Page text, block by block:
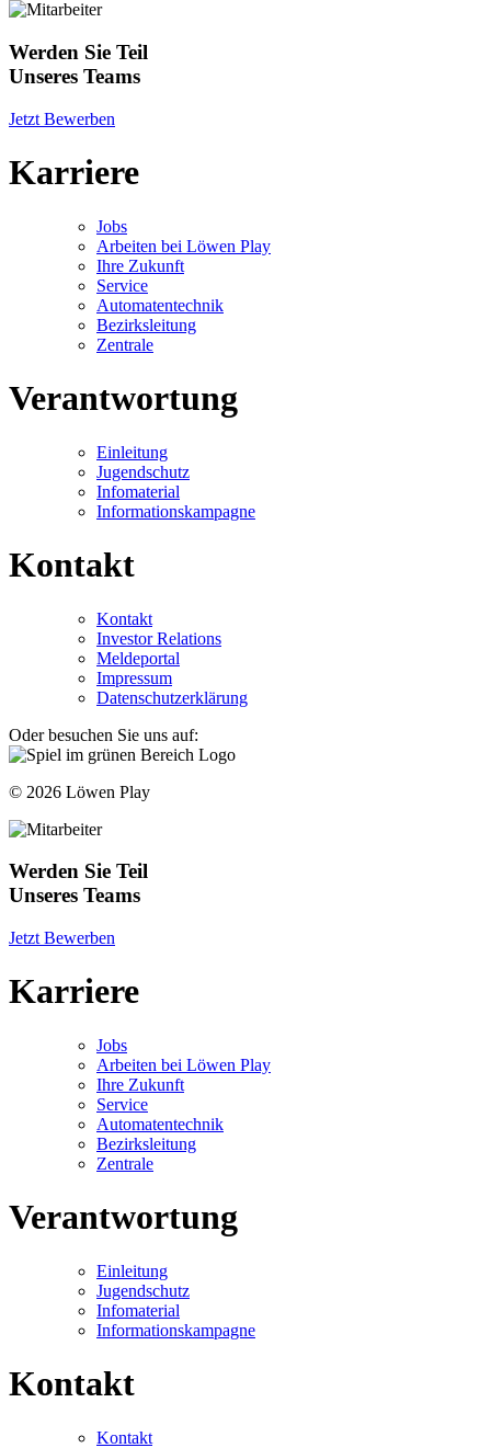
Werden Sie Teil
Unseres Teams
Jetzt Bewerben
Karriere
Jobs
Arbeiten bei Löwen Play
Ihre Zukunft
Service
Automatentechnik
Bezirksleitung
Zentrale
Verantwortung
Einleitung
Jugendschutz
Infomaterial
Informationskampagne
Kontakt
Kontakt
Investor Relations
Meldeportal
Impressum
Datenschutzerklärung
Oder besuchen Sie uns auf:
© 2026 Löwen Play
Werden Sie Teil
Unseres Teams
Jetzt Bewerben
Karriere
Jobs
Arbeiten bei Löwen Play
Ihre Zukunft
Service
Automatentechnik
Bezirksleitung
Zentrale
Verantwortung
Einleitung
Jugendschutz
Infomaterial
Informationskampagne
Kontakt
Kontakt